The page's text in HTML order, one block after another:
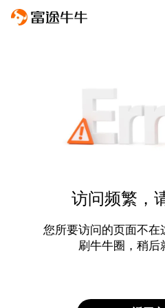
访问频繁，
您所要访问的页面不在
刷牛牛圈，稍后